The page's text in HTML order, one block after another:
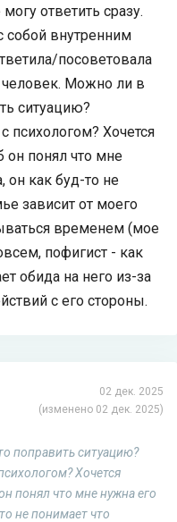
ответить сразу.
собой внутренним
посоветовала
Можно ли в
ситуацию?
Хочется
он понял что мне
как буд-то не
зависит от моего
временем (мое
пофигист - как
обида на него из-за
с его стороны.
02 дек. 2025
(изменено 02 дек. 2025)
поправить ситуацию?
Хочется
понял что мне нужна его
не понимает что